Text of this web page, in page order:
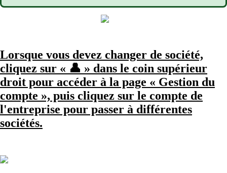
Lorsque vous devez changer de société,
cliquez sur « 👤 » dans le coin supérieur
droit pour accéder à la page « Gestion du
compte », puis cliquez sur le compte de
l'entreprise pour passer à différentes
sociétés.